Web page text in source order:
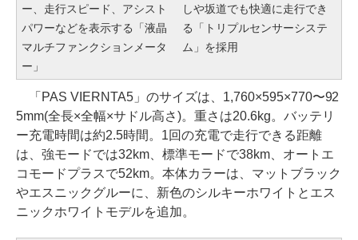
ー、走行スピード、アシスト
パワーなどを表示する「液晶
マルチファンクションメータ
ー」
しや坂道でも快適に走行でき
る「トリプルセンサーシステ
ム」を採用
「PAS VIERNTA5」のサイズは、1,760×595×770〜92
5mm(全長×全幅×サドル高さ)。重さは20.6kg。バッテリ
ー充電時間は約2.5時間。1回の充電で走行できる距離
は、強モードでは32km、標準モードで38km、オートエ
コモードプラスで52km。本体カラーは、マットブラック
やエスニックグルーに、新色のシルキーホワイトとエス
ニックホワイトモデルを追加。